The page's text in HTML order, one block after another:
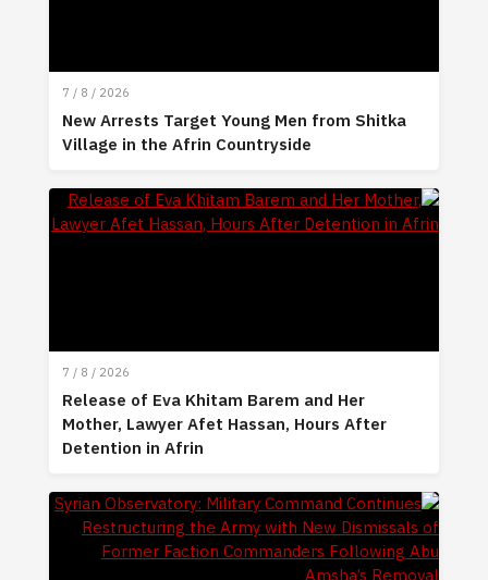
7 / 8 / 2026
New Arrests Target Young Men from Shitka
Village in the Afrin Countryside
7 / 8 / 2026
Release of Eva Khitam Barem and Her
Mother, Lawyer Afet Hassan, Hours After
Detention in Afrin